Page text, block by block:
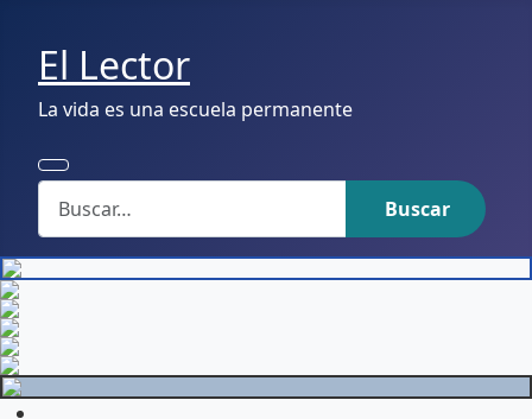
El Lector
La vida es una escuela permanente
Buscar
Buscar